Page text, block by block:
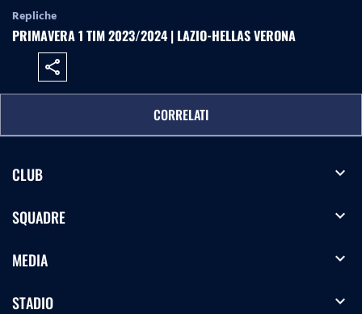
Repliche
PRIMAVERA 1 TIM 2023/2024 | LAZIO-HELLAS VERONA
share
CORRELATI
CLUB expand_more
SQUADRE expand_more
MEDIA expand_more
STADIO expand_more